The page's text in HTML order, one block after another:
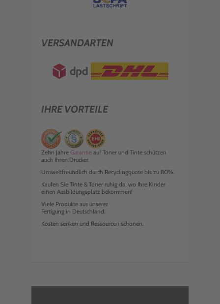
VERSANDARTEN
IHRE VORTEILE
Zehn Jahre Garantie auf Toner und Tinte schützen
auch Ihren Drucker.
Umweltfreundlich durch Recyclingquote bis zu 80%.
Kaufen Sie Tinte & Toner ruhig da, wo Ihre Kinder
einen Ausbildungsplatz bekommen!
Viele Produkte aus unserer
Fertigung in Deutschland.
Kosten senken und Ressourcen schonen.